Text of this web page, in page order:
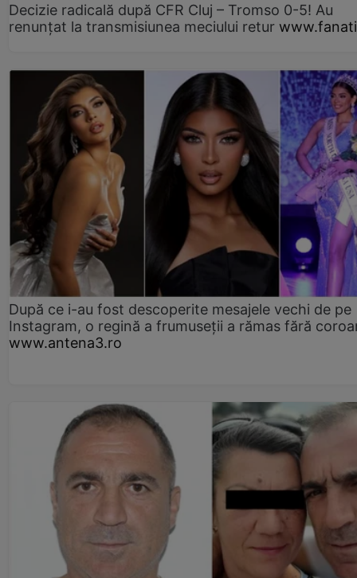
Decizie radicală după CFR Cluj – Tromso 0-5! Au
renunțat la transmisiunea meciului retur
După ce i-au fost descoperite mesajele vechi de pe
Instagram, o regină a frumuseții a rămas fără
www.antena3.ro